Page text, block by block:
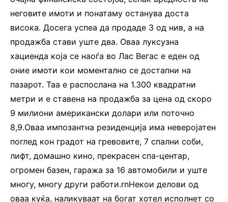
неговите имоти и понатаму останува доста
висока. Досега успеа да продаде 3 од нив, а на
продажба стави уште два. Оваа луксузна
хациенда која се наоѓа во Лас Вегас е еден од
оние имоти кои моментално се достапни на
пазарот. Таа е распослана на 1.300 квадратни
метри и е ставена на продажба за цена од скоро
9 милиони американски долари или поточно
8,9.Оваа импозантна резиденција има неверојатен
поглед кон градот на гревовите, 7 спални соби,
лифт, домашно кино, прекрасен спа-центар,
огромен базен, гаража за 16 автомобили и уште
многу, многу други работи.rnНекои делови од
оваа куќа, наликуваат на богат хотел исполнет со